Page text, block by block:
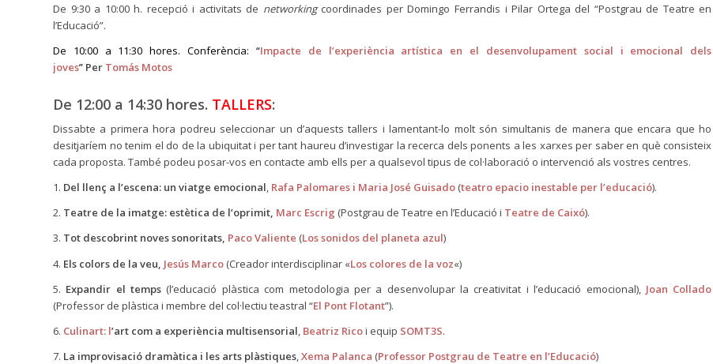
De 9:30 a 10:00 h. recepció i activitats de networkingcoordinades per Domingo Ferrandis i Pilar Ortega del “Postgrau de Teatre en
l’Educació”.
De 10:00 a 11:30 hores. Conferència: “Impacte de l’experiència artística en el desenvolupament social i emocional dels
joves” Per Tomás Motos
De 12:00 a 14:30 hores. TALLERS:
Dissabte a primera hora podreu seleccionar un d’aquests tallers i lamentant-lo molt són simultanis de manera que encara que ho
desitjaríem no tenim el do de la ubiquitat i per tant haureu d’investigar la recerca dels ponents a les xarxes per saber en què consisteix
cada proposta. També podeu posar-vos en contacte amb ells per a qualsevol tipus de col·laboració o intervenció als vostres centres.
1. Del llenç a l’escena: un viatge emocional, Rafa Palomares i Maria José Guisado (teatro epacio inestable per l’educació).
2. Teatre de la imatge: estètica de l’oprimit, Marc Escrig (Postgrau de Teatre en l’Educació i Teatre de Caixó).
3. Tot descobrint noves sonoritats, Paco Valiente (Los sonidos del planeta azul)
4. Els colors de la veu, Jesús Marco (Creador interdisciplinar «Los colores de la voz«)
5. Expandir el temps (l’educació plàstica com metodologia per a desenvolupar la creativitat i l’educació emocional), Joan Collado
(Professor de plàstica i membre del col·lectiu teastral “El Pont Flotant”).
6. Culinart: l’art com a experiència multisensorial, Beatriz Ricoi equip SOMT3S.
7. La improvisació dramàtica i les arts plàstiques,Xema Palanca (Professor Postgrau de Teatre en l’Educació)